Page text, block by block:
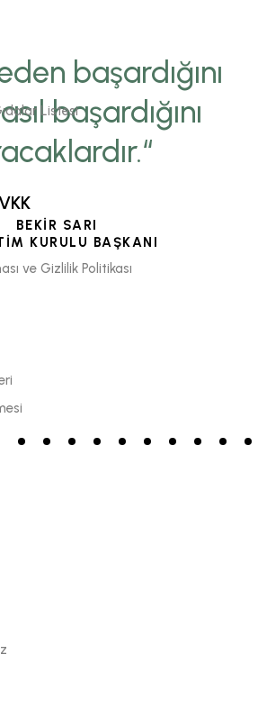
başardığını
başardığını
BEKİR SARI
KURULU BAŞKANI
Listesi
ve Gizlilik Politikası